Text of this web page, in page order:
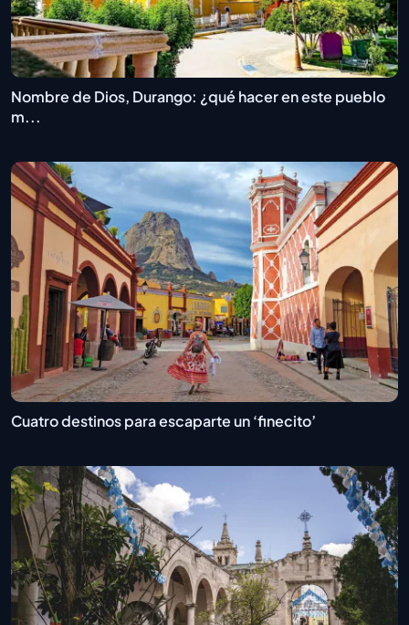
Nombre de Dios, Durango: ¿qué hacer en este pueblo
m...
Cuatro destinos para escaparte un ‘finecito’